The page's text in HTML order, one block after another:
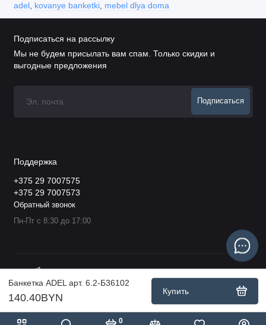
0
Банкетка ADEL арт. 6.2-Б36102
140.40BYN
Купить
adel, kovanye banketki, mebel dlya doma
Подписаться на рассылку
Мы не будем присылать вам спам. Только скидки и
выгодные предложения
Подписаться
Поддержка
+375 29 7007575
+375 29 7007573
Обратный звонок
Пн-Пт с 8:30 до 17:00